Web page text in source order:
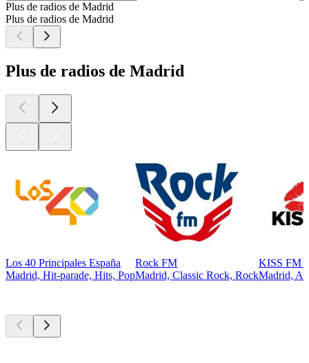
Plus de radios de Madrid
Plus de radios de Madrid
Plus de radios de Madrid
Los 40 Principales España
Madrid, Hit-parade, Hits, Pop
Rock FM
Madrid, Classic Rock, Rock
KISS FM
Madrid,